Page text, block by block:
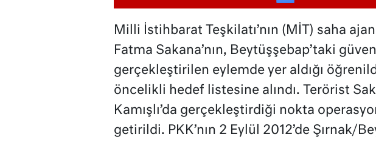
Milli İstihbarat Teşkilatı’nın (MİT) saha
Fatma Sakana’nın, Beytüşşebap’taki
gerçekleştirilen eylemde yer aldığı
öncelikli hedef listesine alındı. Terörist
Kamışlı’da gerçekleştirdiği nokta
getirildi. PKK’nın 2 Eylül 2012’de Şırnak/